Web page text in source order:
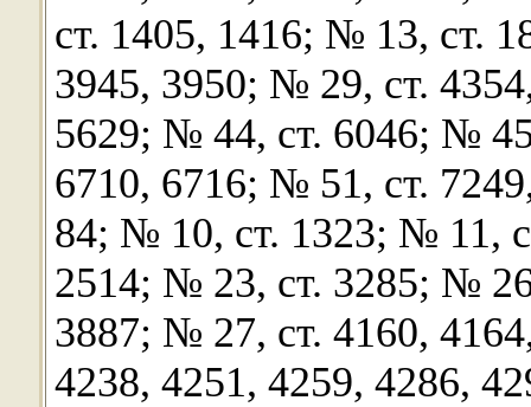
ст. 1405, 1416; № 13, ст.
3945, 3950; № 29, ст.
5629; № 44, ст. 6046; №
6710, 6716; № 51, ст.
84; № 10, ст. 1323; № 11,
2514; № 23, ст. 3285; №
3887; № 27, ст. 4160,
4238, 4251, 4259, 4286,